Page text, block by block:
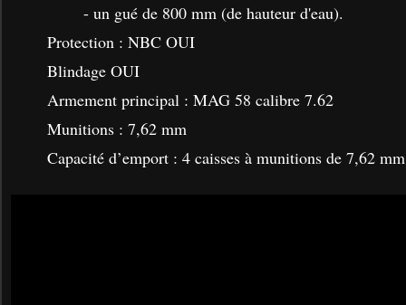
- un gué de 800 mm (de hauteur d'eau).
Protection : NBC OUI
Blindage OUI
Armement principal : MAG 58 calibre 7.62
Munitions : 7,62 mm
Capacité d’emport : 4 caisses à munitions de 7,62